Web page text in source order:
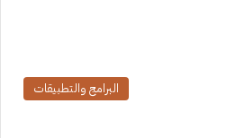
البرامج والتطبيقات